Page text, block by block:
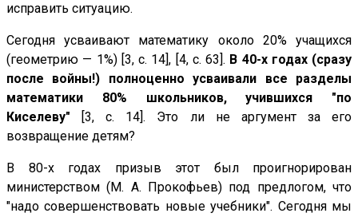
исправить ситуацию.
Сегодня усваивают математику около 20% учащихся
(геометрию — 1%) [3, с. 14], [4, с. 63]. В 40-х годах (сразу
после войны!) полноценно усваивали все разделы
математики 80% школьников, учившихся "по
Киселеву" [3, с. 14]. Это ли не аргумент за его
возвращение детям?
В 80-х годах призыв этот был проигнорирован
министерством (М. А. Прокофьев) под предлогом, что
"надо совершенствовать новые учебники". Сегодня мы